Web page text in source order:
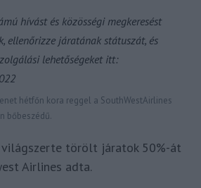
hívást és közösségi megkeresést
ellenőrizze járatának státuszát, és
lehetőségeket itt:
hétfőn kora reggel a SouthWestAirlines
bőbeszédű.
világszerte törölt járatok 50%-át
Airlines adta.